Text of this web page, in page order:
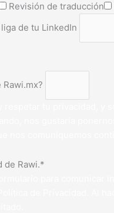
Revisión de traducción
de tu LinkedIn
de Rawi.*